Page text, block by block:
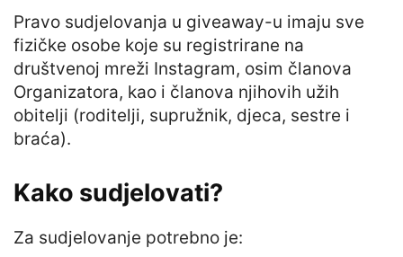
Pravo sudjelovanja u giveaway-u imaju sve
fizičke osobe koje su registrirane na
društvenoj mreži Instagram, osim članova
Organizatora, kao i članova njihovih užih
obitelji (roditelji, supružnik, djeca, sestre i
braća).
Kako sudjelovati?
Za sudjelovanje potrebno je: